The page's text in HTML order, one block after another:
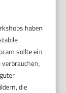
haben
sollte ein
die